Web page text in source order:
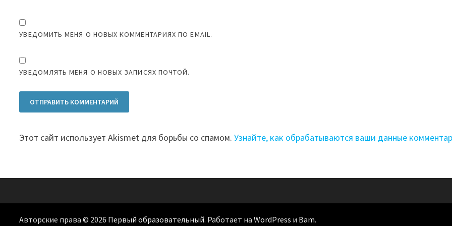
УВЕДОМИТЬ МЕНЯ О НОВЫХ КОММЕНТАРИЯХ ПО EMAIL.
УВЕДОМЛЯТЬ МЕНЯ О НОВЫХ ЗАПИСЯХ ПОЧТОЙ.
Этот сайт использует Akismet для борьбы со спамом.Узнайте, как обрабатываются ваши данные
Авторские права © 2026 Первый образовательный. Работает наWordPress и Bam.